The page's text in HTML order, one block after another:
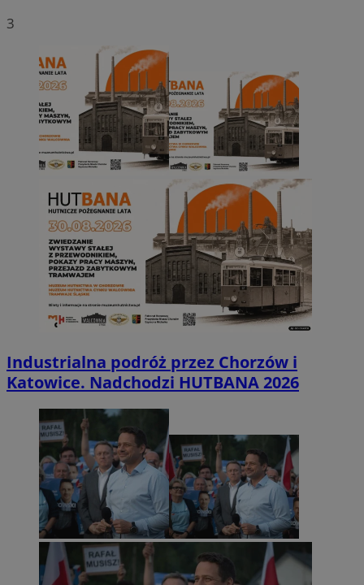
3
Industrialna podróż przez Chorzów i
Katowice. Nadchodzi HUTBANA 2026